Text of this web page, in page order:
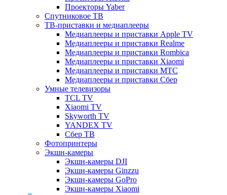
Проекторы Yaber
Спутниковое ТВ
ТВ-приставки и медиаплееры
Медиаплееры и приставки Apple TV
Медиаплееры и приставки Realme
Медиаплееры и приставки Rombica
Медиаплееры и приставки Xiaomi
Медиаплееры и приставки МТС
Медиаплееры и приставки Сбер
Умные телевизоры
TCL TV
Xiaomi TV
Skyworth TV
YANDEX TV
Сбер ТВ
Фотопринтеры
Экшн-камеры
Экшн-камеры DJI
Экшн-камеры Ginzzu
Экшн-камеры GoPro
Экшн-камеры Xiaomi